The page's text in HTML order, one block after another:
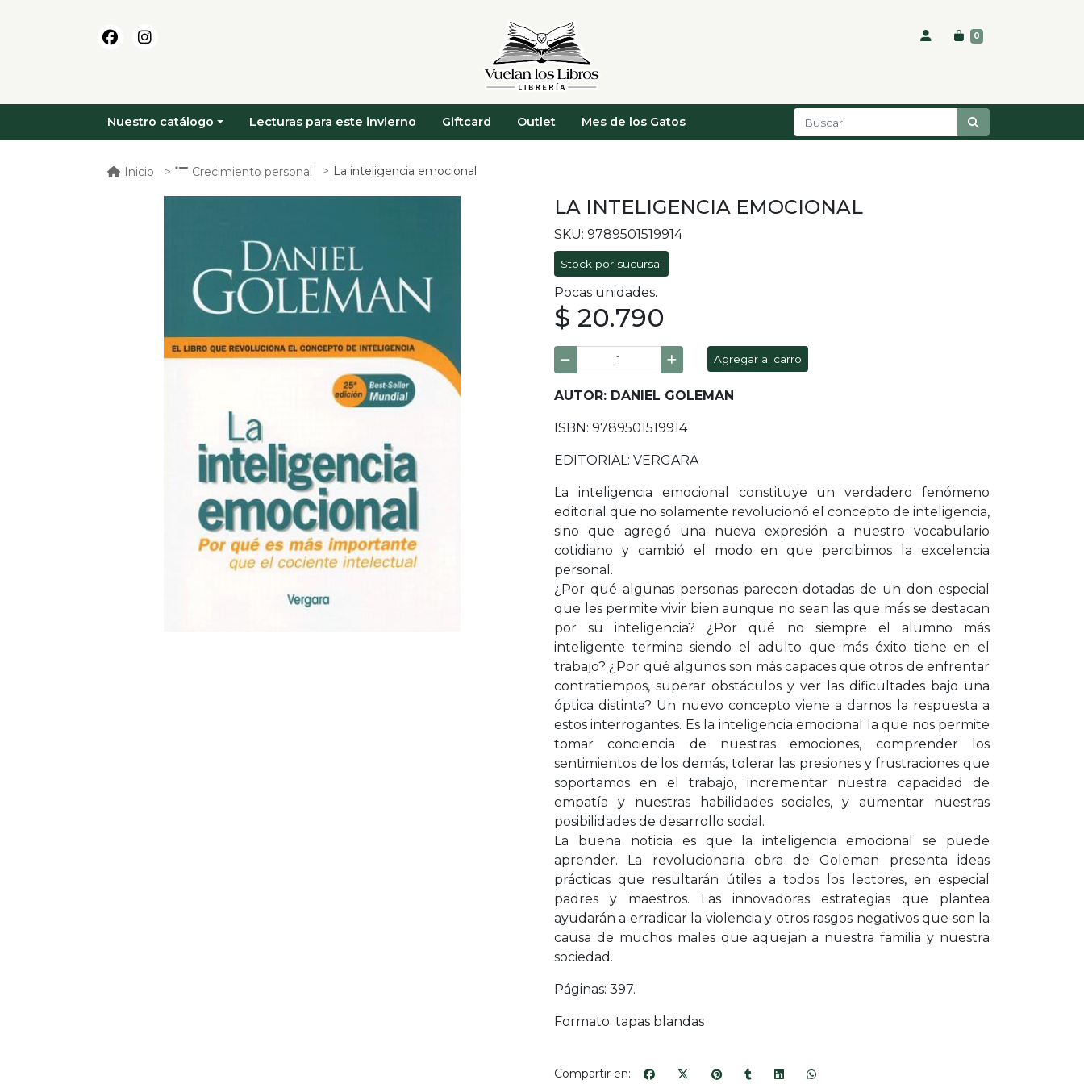
0
Nuestro catálogo Lecturas para este invierno Giftcard Outlet Mes de los Gatos
Inicio Crecimiento personal La inteligencia emocional
LA INTELIGENCIA EMOCIONAL
SKU: 9789501519914
Stock por sucursal
Pocas unidades.
$ 20.790
Agregar al carro
AUTOR: DANIEL GOLEMAN
ISBN: 9789501519914
EDITORIAL: VERGARA
La inteligencia emocional constituye un verdadero fenómeno
editorial que no solamente revolucionó el concepto de inteligencia,
sino que agregó una nueva expresión a nuestro vocabulario
cotidiano y cambió el modo en que percibimos la excelencia
personal.
¿Por qué algunas personas parecen dotadas de un don especial
que les permite vivir bien aunque no sean las que más se destacan
por su inteligencia? ¿Por qué no siempre el alumno más
inteligente termina siendo el adulto que más éxito tiene en el
trabajo? ¿Por qué algunos son más capaces que otros de enfrentar
contratiempos, superar obstáculos y ver las dificultades bajo una
óptica distinta? Un nuevo concepto viene a darnos la respuesta a
estos interrogantes. Es la inteligencia emocional la que nos permite
tomar conciencia de nuestras emociones, comprender los
sentimientos de los demás, tolerar las presiones y frustraciones que
soportamos en el trabajo, incrementar nuestra capacidad de
empatía y nuestras habilidades sociales, y aumentar nuestras
posibilidades de desarrollo social.
La buena noticia es que la inteligencia emocional se puede
aprender. La revolucionaria obra de Goleman presenta ideas
prácticas que resultarán útiles a todos los lectores, en especial
padres y maestros. Las innovadoras estrategias que plantea
ayudarán a erradicar la violencia y otros rasgos negativos que son la
causa de muchos males que aquejan a nuestra familia y nuestra
sociedad.
Páginas: 397.
Formato: tapas blandas
Compartir en: